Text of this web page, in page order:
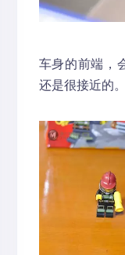
车身的前端，
还是很接近的。